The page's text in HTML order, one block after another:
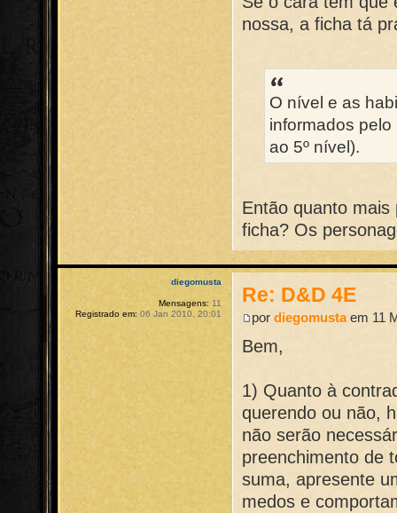
nossa, a ficha tá
O nível e as
informados
ao 5º nível).
Então quanto
ficha? Os
Re: D&D 4E
pordiegomustaem 11
Bem,
1) Quanto à
querendo ou não,
não serão
preenchimento de
suma, apresente
medos e
diegomusta
Mensagens: 11
Registrado em: 06 Jan 2010, 20:01